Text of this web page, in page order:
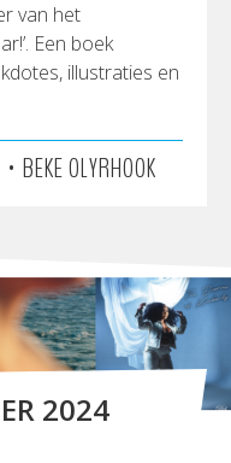
van het
Een boek
illustraties en
• BEKE OLYRHOOK
2024